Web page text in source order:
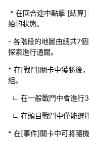
* 在回合途中點擊 [結算]
始的狀態。
- 各階段的地圖由總共7
探索進行通關。
* 在[戰鬥]關卡中獲勝後
組。
ㄴ 在一般戰鬥中會進行
ㄴ 在頭目戰鬥中僅能選
* 在[事件]關卡中可將隨機